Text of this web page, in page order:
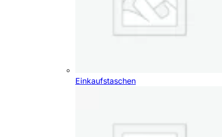
Einkaufstaschen